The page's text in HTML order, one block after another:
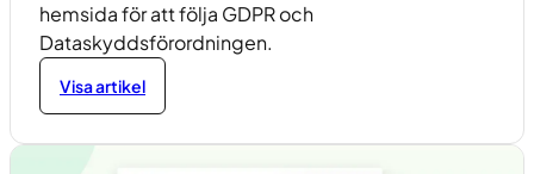
hemsida för att följa GDPR och
Dataskyddsförordningen.
Visa artikel